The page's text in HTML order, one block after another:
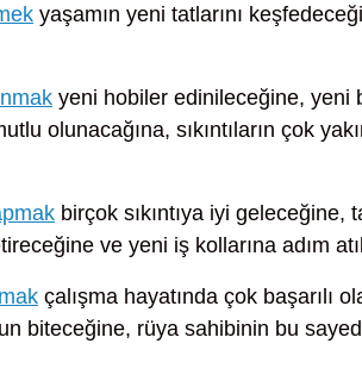
yaşamın yeni tatlarını
yeni hobiler edinileceğine, yeni
olunacağına, sıkıntıların çok
birçok sıkıntıya iyi
ve yeni iş kollarına adım
çalışma hayatında çok başarılı
biteceğine, rüya sahibinin bu